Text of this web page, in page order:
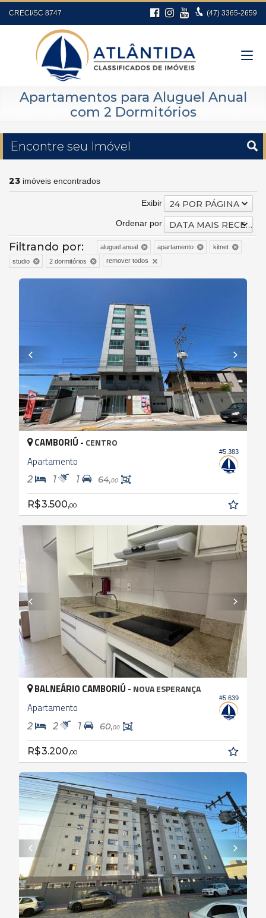
CRECI/SC 8747 (47) 3365-2659
Apartamentos para Aluguel Anual
com 2 Dormitórios
Encontre seu Imóvel
23 imóveis encontrados
Exibir 24 POR PÁGINA
Ordenar por DATA MAIS RECENTE
Filtrando por: aluguel anual apartamento
kitnet
studio
2 dormitórios remover todos
#5.383
CAMBORIÚ - CENTRO
Apartamento
2 1 1 64,00
R$ 3.500,00
#5.639
BALNEÁRIO CAMBORIÚ - NOVA ESPERANÇA
Apartamento
2 2 1 60,00
R$ 3.200,00